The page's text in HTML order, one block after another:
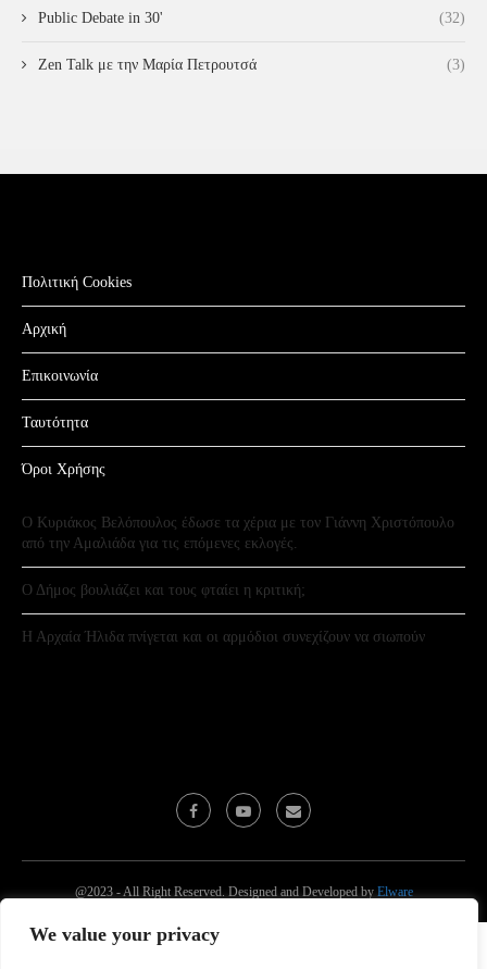
We value your privacy
Public Debate in 30' (32)
Zen Talk με την Μαρία Πετρουτσά (3)
Πολιτική Cookies
Αρχική
Επικοινωνία
Ταυτότητα
Όροι Χρήσης
Ο Κυριάκος Βελόπουλος έδωσε τα χέρια με τον Γιάννη Χριστόπουλο
από την Αμαλιάδα για τις επόμενες εκλογές.
Ο Δήμος βουλιάζει και τους φταίει η κριτική;
Η Αρχαία Ήλιδα πνίγεται και οι αρμόδιοι συνεχίζουν να σιωπούν
@2023 - All Right Reserved. Designed and Developed by Elware